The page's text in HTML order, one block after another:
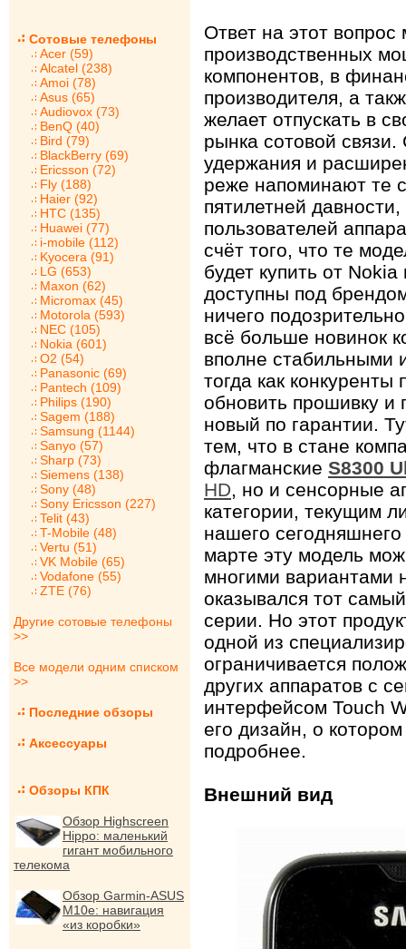
Сотовые телефоны
Acer (59)
Alcatel (238)
Amoi (78)
Asus (65)
Audiovox (73)
BenQ (40)
Bird (79)
BlackBerry (69)
Ericsson (72)
Fly (188)
Haier (92)
HTC (135)
Huawei (77)
i-mobile (112)
Kyocera (91)
LG (653)
Maxon (62)
Micromax (45)
Motorola (593)
NEC (105)
Nokia (601)
O2 (54)
Panasonic (69)
Pantech (109)
Philips (190)
Sagem (188)
Samsung (1144)
Sanyo (57)
Sharp (73)
Siemens (138)
Sony (48)
Sony Ericsson (227)
Telit (43)
T-Mobile (48)
Vertu (51)
VK Mobile (65)
Vodafone (55)
ZTE (76)
Другие сотовые телефоны
>>
Все модели одним списком
>>
Последние обзоры
Аксессуары
Обзоры КПК
Обзор Highscreen
Hippo: маленький
гигант мобильного
телекома
Обзор Garmin-ASUS
M10e: навигация
«из коробки»
Ответ на этот вопрос
производственных
компонентов, в
производителя, а
желает отпускать в
рынка сотовой связи.
удержания и
реже напоминают те
пятилетней
пользователей
счёт того, что те
будет купить от
доступны под
ничего
всё больше новинок
вполне стабильными
тогда как
обновить прошивку и
новый по гарантии.
тем, что в стане
флагманские S8300
HD, но и сенсорные
категории, текущим
нашего
марте эту модель
многими вариантами
оказывался тот
серии. Но этот
одной из
ограничивается
других аппаратов с
интерфейсом Touch
его дизайн, о
подробнее.
Внешний вид